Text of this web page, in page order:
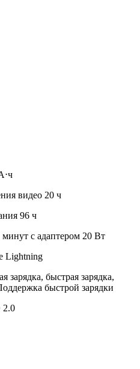
видео 20 ч
96 ч
минут с адаптером 20 Вт
Lightning
зарядка, быстрая зарядка,
быстрой зарядки
2.0